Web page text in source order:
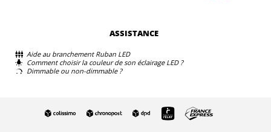
ASSISTANCE
Aide au branchement Ruban LED
Comment choisir la couleur de son éclairage LED ?
Dimmable ou non-dimmable ?